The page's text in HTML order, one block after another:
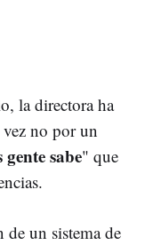
la directora ha
no por un
gente sabe" que
un sistema de